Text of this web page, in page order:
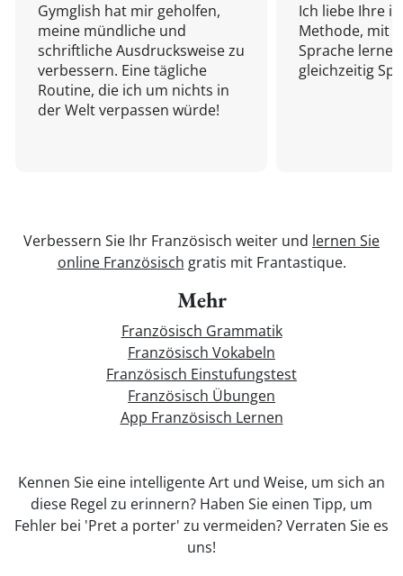
Gymglish hat mir geholfen,
meine mündliche und
schriftliche Ausdrucksweise zu
verbessern. Eine tägliche
Routine, die ich um nichts in
der Welt verpassen würde!
Ich liebe Ihre
Methode, mit
Sprache
gleichzeitig
Verbessern Sie Ihr Französisch weiter und lernen Sie
online Französisch gratis mit Frantastique.
Mehr
Französisch Grammatik
Französisch Vokabeln
Französisch Einstufungstest
Französisch Übungen
App Französisch Lernen
Kennen Sie eine intelligente Art und Weise, um sich an
diese Regel zu erinnern? Haben Sie einen Tipp, um
Fehler bei 'Pret a porter' zu vermeiden? Verraten Sie es
uns!